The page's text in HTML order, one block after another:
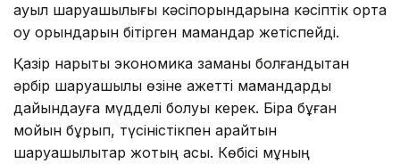
ауыл шаруашылығы кәсіпорындарына кәсіптік орта
оқу орындарын бітірген мамандар жетіспейді.
Қазір нарықтық экономика заманы болғандықтан
әрбір шаруашылық өзіне қажетті мамандарды
дайындауға мүдделі болуы керек. Бірақ бұған
мойын бұрып, түсіністікпен қарайтын
шаруашылықтар жоқтың қасы. Көбісі мұның